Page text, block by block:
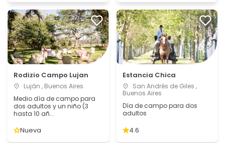
Rodizio Campo Lujan
Luján , Buenos Aires
Medio día de campo para
dos adultos y un niño (3
hasta 10 añ...
Nueva
Estancia Chica
San Andrés de Giles ,
Buenos Aires
Día de campo para dos
adultos
4.6